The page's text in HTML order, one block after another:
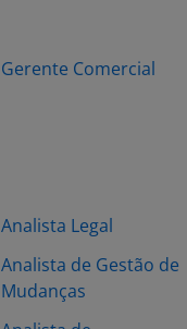
Gerente Comercial
Analista Legal
Analista de Gestão de
Mudanças